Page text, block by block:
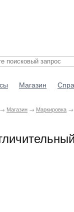
Магазин
→ Магазин → Маркировка →